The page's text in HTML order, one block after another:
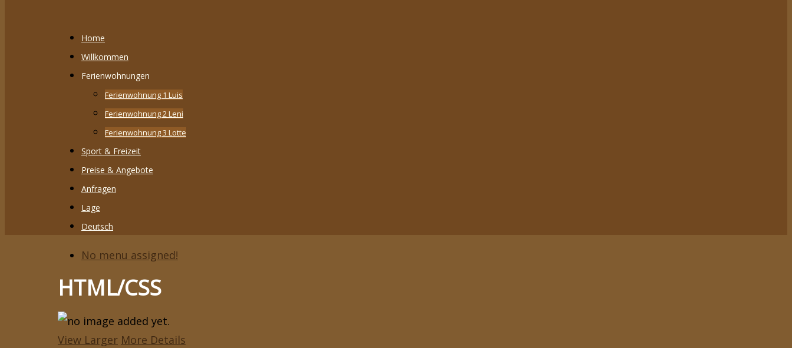
Home
Willkommen
Ferienwohnungen
Ferienwohnung 1 Luis
Ferienwohnung 2 Leni
Ferienwohnung 3 Lotte
Sport & Freizeit
Preise & Angebote
Anfragen
Lage
Deutsch
No menu assigned!
HTML/CSS
View Larger More Details